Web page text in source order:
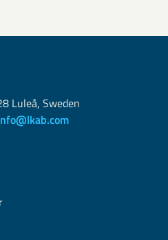
Luleå, Sweden